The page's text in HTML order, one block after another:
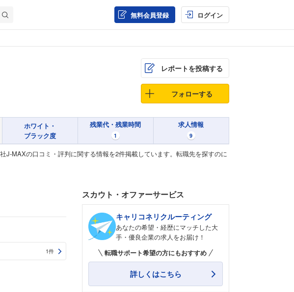
無料会員登録 ログイン
レポートを投稿する
フォローする
ホワイト・
ブラック度
残業代・残業時間
1
求人情報
9
の口コミ・評判に関する情報を2件掲載しています。転職先を探すのに
1件
スカウト・オファーサービス
キャリコネリクルーティング
あなたの希望・経歴にマッチした大
手・優良企業の求人をお届け！
転職サポート希望の方にもおすすめ
詳しくはこちら